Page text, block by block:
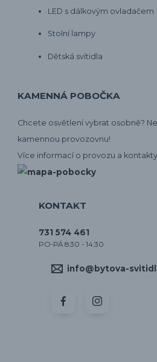
LED s dálkovým ovladačem
Stolní lampy
Dětská svítidla
KAMENNÁ POBOČKA
Chcete osvětlení vybrat osobně?
kamennou provozovnu!
Více informací o provozu a kontakty
KONTAKT
731 574 461
PO-PÁ 8:30 - 14:30
info@bytova-